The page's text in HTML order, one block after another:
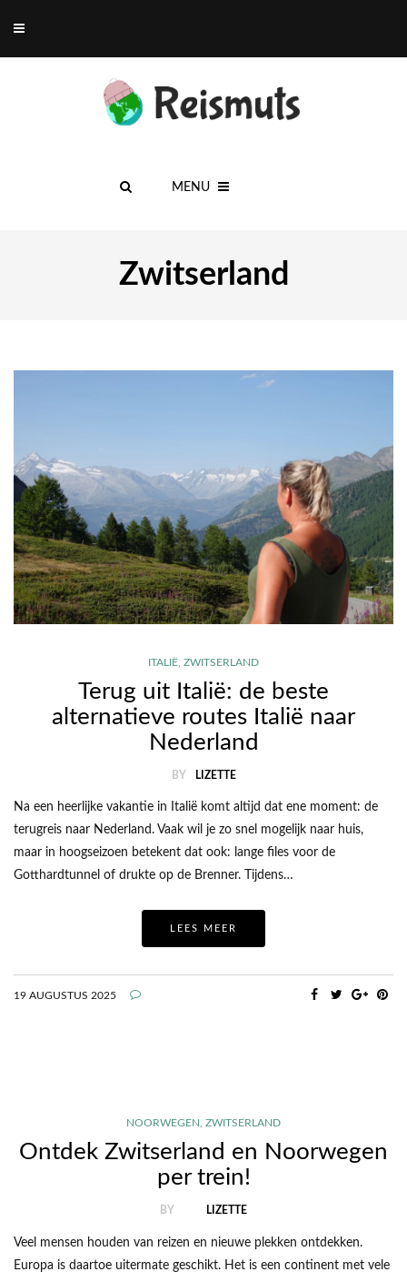
MENU
Zwitserland
ITALIË ZWITSERLAND
Terug uit Italië: de beste
alternatieve routes Italië naar
Nederland
BY LIZETTE
Na een heerlijke vakantie in Italië komt altijd dat ene moment: de
terugreis naar Nederland. Vaak wil je zo snel mogelijk naar huis,
maar in hoogseizoen betekent dat ook: lange files voor de
Gotthardtunnel of drukte op de Brenner. Tijdens…
LEES MEER
19 AUGUSTUS 2025
NOORWEGEN ZWITSERLAND
Ontdek Zwitserland en Noorwegen
per trein!
BY LIZETTE
Veel mensen houden van reizen en nieuwe plekken ontdekken.
Europa is daartoe uitermate geschikt. Het is een continent met vele